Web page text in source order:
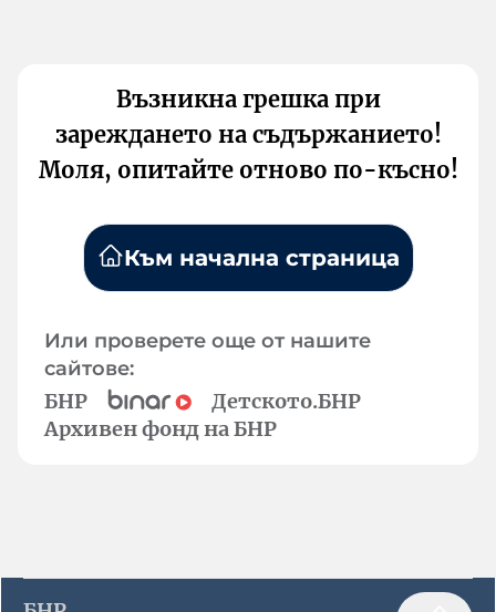
Възникна грешка при
зареждането на съдържанието!
Моля, опитайте отново по-късно!
Към начална страница
Или проверете още от нашите
сайтове:
БНР
Детското.БНР
Архивен фонд на БНР